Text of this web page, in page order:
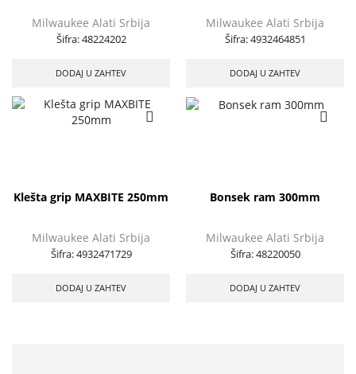
Milwaukee Alati Srbija
Šifra:48224202
DODAJ U ZAHTEV
Milwaukee Alati Srbija
Šifra:4932464851
DODAJ U ZAHTEV
Klešta grip MAXBITE 250mm
Milwaukee Alati Srbija
Šifra:4932471729
DODAJ U ZAHTEV
Bonsek ram 300mm
Milwaukee Alati Srbija
Šifra:48220050
DODAJ U ZAHTEV